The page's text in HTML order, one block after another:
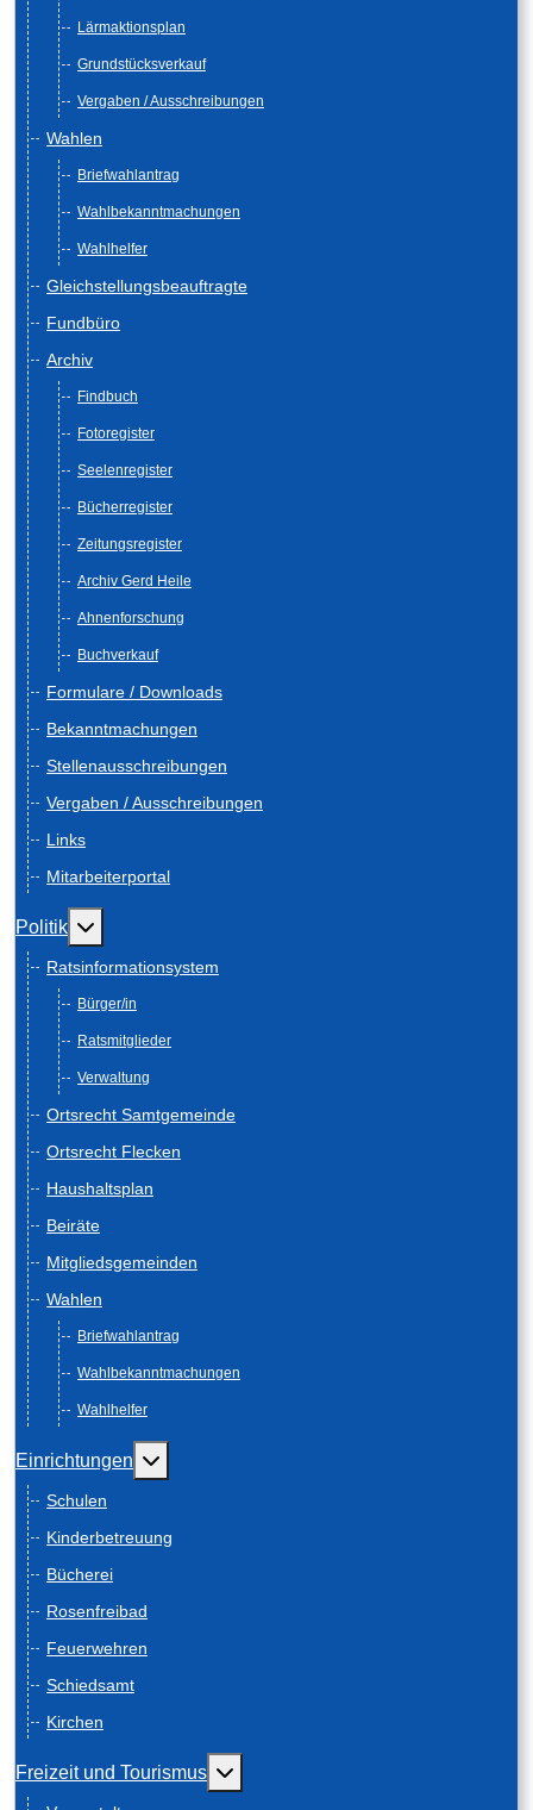
Lärmaktionsplan
Grundstücksverkauf
Vergaben / Ausschreibungen
Wahlen
Briefwahlantrag
Wahlbekanntmachungen
Wahlhelfer
Gleichstellungsbeauftragte
Fundbüro
Archiv
Findbuch
Fotoregister
Seelenregister
Bücherregister
Zeitungsregister
Archiv Gerd Heile
Ahnenforschung
Buchverkauf
Formulare / Downloads
Bekanntmachungen
Stellenausschreibungen
Vergaben / Ausschreibungen
Links
Mitarbeiterportal
Politik Weitere Informationen: Politik
Ratsinformationsystem
Bürger/in
Ratsmitglieder
Verwaltung
Ortsrecht Samtgemeinde
Ortsrecht Flecken
Haushaltsplan
Beiräte
Mitgliedsgemeinden
Wahlen
Briefwahlantrag
Wahlbekanntmachungen
Wahlhelfer
Einrichtungen Weitere Informationen: Einrichtungen
Schulen
Kinderbetreuung
Bücherei
Rosenfreibad
Feuerwehren
Schiedsamt
Kirchen
Freizeit und Tourismus Weitere Informationen: Freizeit und